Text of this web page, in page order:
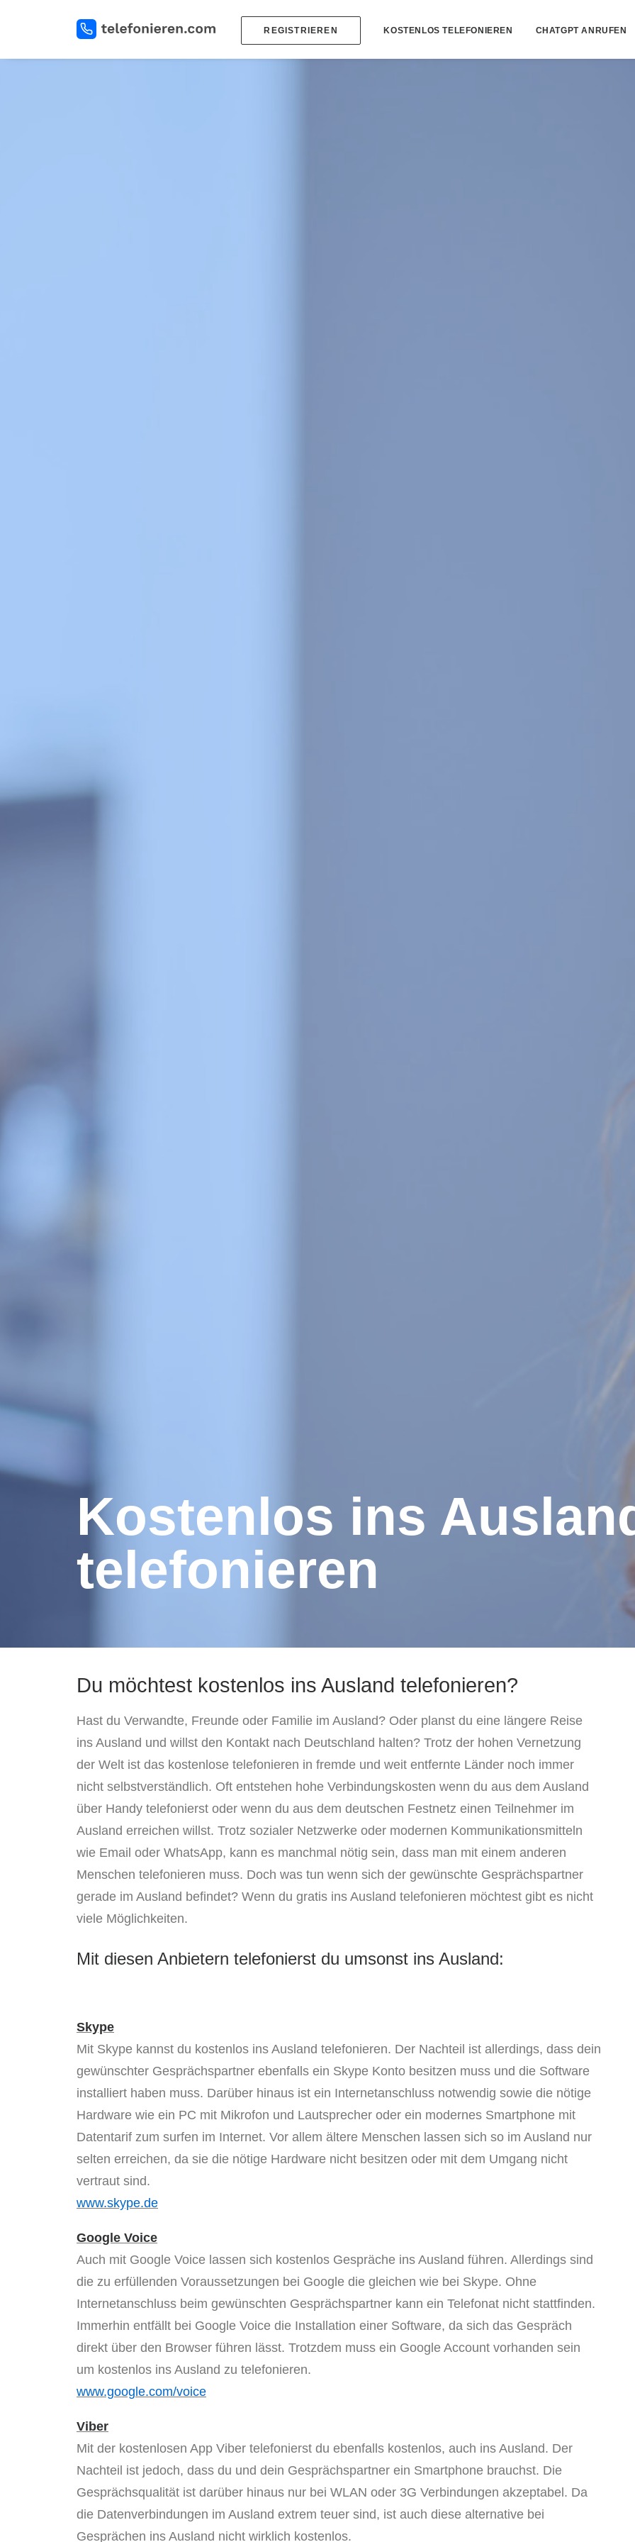
REGISTRIEREN KOSTENLOS TELEFONIEREN CHATGPT ANRUFEN
Kostenlos ins
telefonieren
Du möchtest kostenlos ins Ausland telefonieren?
Hast du Verwandte, Freunde oder Familie im Ausland? Oder planst du eine längere Reise
ins Ausland und willst den Kontakt nach Deutschland halten? Trotz der hohen Vernetzung
der Welt ist das kostenlose telefonieren in fremde und weit entfernte Länder noch immer
nicht selbstverständlich. Oft entstehen hohe Verbindungskosten wenn du aus dem Ausland
über Handy telefonierst oder wenn du aus dem deutschen Festnetz einen Teilnehmer im
Ausland erreichen willst. Trotz sozialer Netzwerke oder modernen Kommunikationsmitteln
wie Email oder WhatsApp, kann es manchmal nötig sein, dass man mit einem anderen
Menschen telefonieren muss. Doch was tun wenn sich der gewünschte Gesprächspartner
gerade im Ausland befindet? Wenn du gratis ins Ausland telefonieren möchtest gibt es nicht
viele Möglichkeiten.
Mit diesen Anbietern telefonierst du umsonst ins Ausland:
Skype
Mit Skype kannst du kostenlos ins Ausland telefonieren. Der Nachteil ist allerdings, dass dein
gewünschter Gesprächspartner ebenfalls ein Skype Konto besitzen muss und die Software
installiert haben muss. Darüber hinaus ist ein Internetanschluss notwendig sowie die nötige
Hardware wie ein PC mit Mikrofon und Lautsprecher oder ein modernes Smartphone mit
Datentarif zum surfen im Internet. Vor allem ältere Menschen lassen sich so im Ausland nur
selten erreichen, da sie die nötige Hardware nicht besitzen oder mit dem Umgang nicht
vertraut sind.
www.skype.de
Google Voice
Auch mit Google Voice lassen sich kostenlos Gespräche ins Ausland führen. Allerdings sind
die zu erfüllenden Voraussetzungen bei Google die gleichen wie bei Skype. Ohne
Internetanschluss beim gewünschten Gesprächspartner kann ein Telefonat nicht stattfinden.
Immerhin entfällt bei Google Voice die Installation einer Software, da sich das Gespräch
direkt über den Browser führen lässt. Trotzdem muss ein Google Account vorhanden sein
um kostenlos ins Ausland zu telefonieren.
www.google.com/voice
Viber
Mit der kostenlosen App Viber telefonierst du ebenfalls kostenlos, auch ins Ausland. Der
Nachteil ist jedoch, dass du und dein Gesprächspartner ein Smartphone brauchst. Die
Gesprächsqualität ist darüber hinaus nur bei WLAN oder 3G Verbindungen akzeptabel. Da
die Datenverbindungen im Ausland extrem teuer sind, ist auch diese alternative bei
Gesprächen ins Ausland nicht wirklich kostenlos.